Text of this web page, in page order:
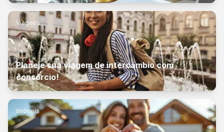
Viagens
Planeje sua viagem de intercâmbio com
consórcio!
Imóveis